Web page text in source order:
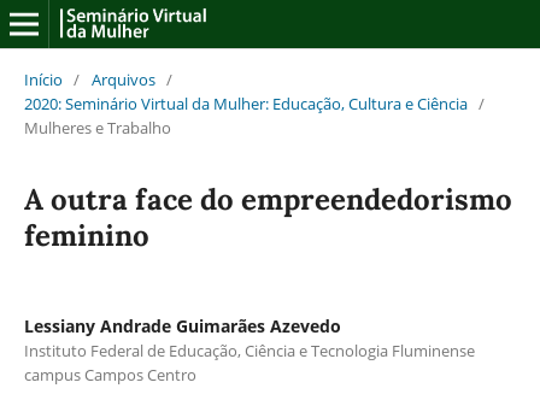
Início / Arquivos /
2020: Seminário Virtual da Mulher: Educação, Cultura e Ciência /
Mulheres e Trabalho
A outra face do empreendedorismo
feminino
Lessiany Andrade Guimarães Azevedo
Instituto Federal de Educação, Ciência e Tecnologia Fluminense
campus Campos Centro